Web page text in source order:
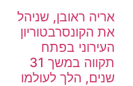
אריה ראובן, שניהל
את הקונסרבטוריון
העירוני בפתח
תקווה במשך 31
שנים, הלך לעולמו